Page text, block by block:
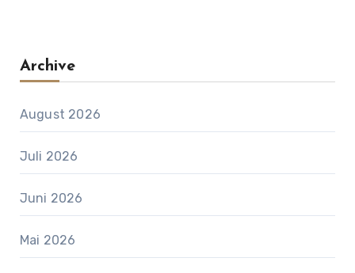
Archive
August 2026
Juli 2026
Juni 2026
Mai 2026